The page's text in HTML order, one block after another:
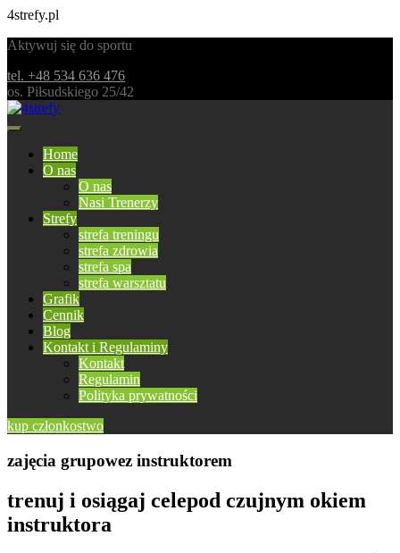
4strefy.pl
Aktywuj się do sportu
tel. +48 534 636 476
os. Piłsudskiego 25/42
Home
O nas
O nas
Nasi Trenerzy
Strefy
strefa treningu
strefa zdrowia
strefa spa
strefa warsztatu
Grafik
Cennik
Blog
Kontakt i Regulaminy
Kontakt
Regulamin
Polityka prywatności
kup członkostwo
zajęcia grupowez instruktorem
trenuj i osiągaj celepod czujnym okiem
instruktora